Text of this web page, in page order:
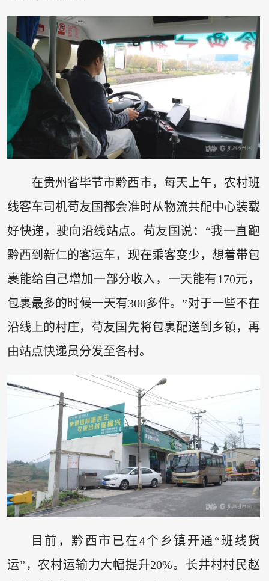
在贵州省毕节市黔西市，每天上午，农村班
线客车司机苟友国都会准时从物流共配中心装载
好快递，驶向沿线站点。苟友国说：“我一直跑
黔西到新仁的客运车，现在乘客变少，想着带包
裹能给自己增加一部分收入，一天能有170元，
包裹最多的时候一天有300多件。”对于一些不在
沿线上的村庄，苟友国先将包裹配送到乡镇，再
由站点快递员分发至各村。
目前，黔西市已在4个乡镇开通“班线货
运”，农村运输力大幅提升20%。长井村村民赵